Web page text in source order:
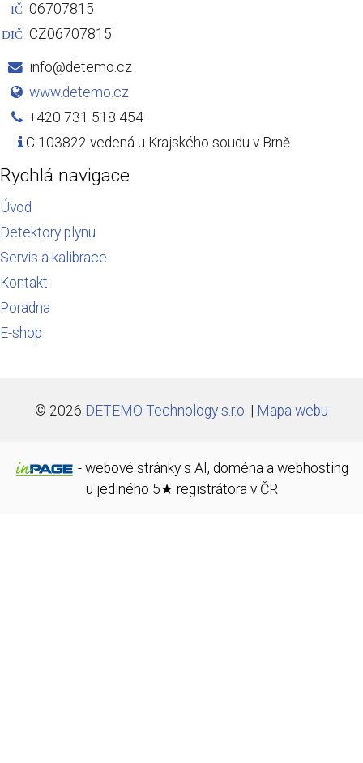
IČ 06707815
DIČ CZ06707815
info@detemo.cz
www.detemo.cz
+420 731 518 454
C 103822 vedená u Krajského soudu v Brně
Rychlá navigace
Úvod
Detektory plynu
Servis a kalibrace
Kontakt
Poradna
E-shop
© 2026 DETEMO Technology s.r.o. | Mapa webu
- webové stránky s AI, doména a webhosting
u jediného 5★ registrátora v ČR